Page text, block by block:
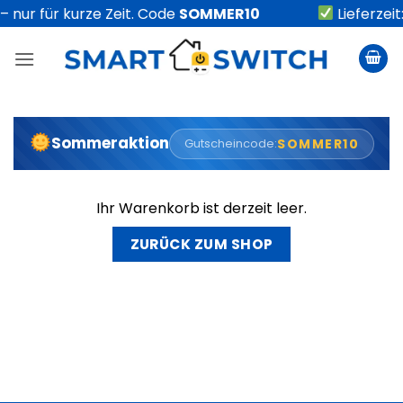
Zum
Inhalt
springen
nur für kurze Zeit. Code SOMMER10
Sommeraktion Gutscheincode:SOMMER10
Ihr Warenkorb ist derzeit leer.
ZURÜCK ZUM SHOP